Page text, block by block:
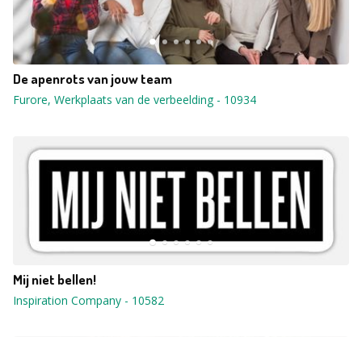
De apenrots van jouw team
Furore, Werkplaats van de verbeelding- 10934
Mij niet bellen!
Inspiration Company - 10582